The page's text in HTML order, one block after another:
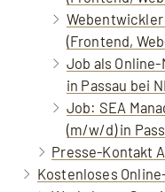
Webentwickler
(Frontend,
Job als
in Passau bei
Job: SEA
(m/w/d) in
Presse-Kontakt
Kostenloses